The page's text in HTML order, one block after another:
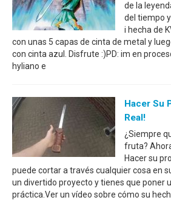
de la
del tiempo
i hecha de
con unas 5 capas de cinta de metal y
con cinta azul. Disfrute :)PD: im en
hyliano e
Hacer Su
Real!
¿Siempre
fruta?
Hacer su
puede cortar a través cualquier cosa en
un divertido proyecto y tienes que poner
práctica.Ver un vídeo sobre cómo su